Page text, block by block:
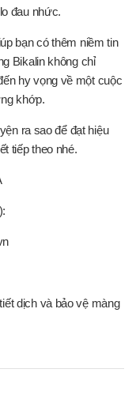
đau nhức.
bạn có thêm niềm tin
Bikalin không chỉ
hy vọng về một cuộc
khớp.
ra sao để đạt hiệu
tiếp theo nhé.
dịch và bảo vệ màng